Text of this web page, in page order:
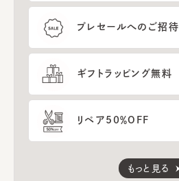
プレセールへのご招待
ギフトラッピング無料
リペア50％OFF
もっと見る